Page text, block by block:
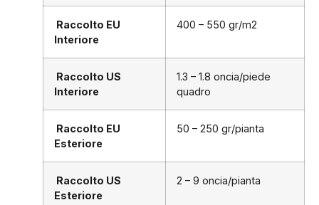
Raccolto EU
Interiore
400 – 550 gr/m2
Raccolto US
Interiore
1.3 – 1.8 oncia/piede
quadro
Raccolto EU
Esteriore
50 – 250 gr/pianta
Raccolto US
Esteriore
2 – 9 oncia/pianta